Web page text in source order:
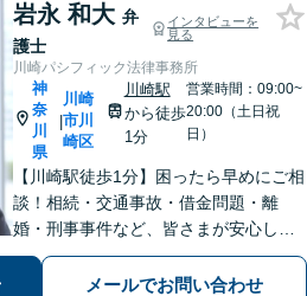
岩永 和大 弁
護士
インタビューを
見る
川崎パシフィック法律事務所
神
奈
川
県
|
川崎
市川
崎区
川崎駅
から徒歩
1分
営業時間：09:00~
20:00（土日祝
日）
【川崎駅徒歩1分】困ったら早めにご相
談！相続・交通事故・借金問題・離
婚・刑事事件など、皆さまが安心して
暮らせるように問題解決に尽力しま
す。【地元密着】クチコミ・リピータ
メールでお問い合わせ